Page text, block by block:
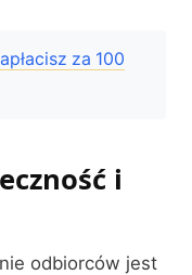
za 100
i
odbiorców jest